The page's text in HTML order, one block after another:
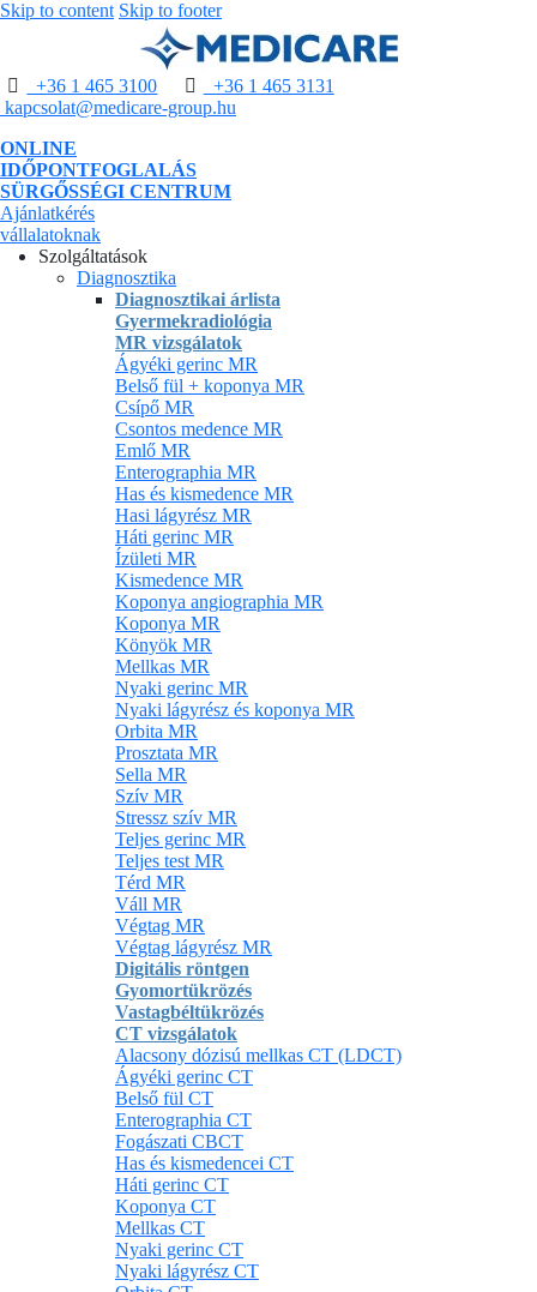
Skip to content Skip to footer
+36 1 465 3100
+36 1 465 3131
kapcsolat@medicare-group.hu
ONLINE
IDŐPONTFOGLALÁS
SÜRGŐSSÉGI CENTRUM
Ajánlatkérés
vállalatoknak
Szolgáltatások
Diagnosztika
Diagnosztikai árlista
Gyermekradiológia
MR vizsgálatok
Ágyéki gerinc MR
Belső fül + koponya MR
Csípő MR
Csontos medence MR
Emlő MR
Enterographia MR
Has és kismedence MR
Hasi lágyrész MR
Háti gerinc MR
Ízületi MR
Kismedence MR
Koponya angiographia MR
Koponya MR
Könyök MR
Mellkas MR
Nyaki gerinc MR
Nyaki lágyrész és koponya MR
Orbita MR
Prosztata MR
Sella MR
Szív MR
Stressz szív MR
Teljes gerinc MR
Teljes test MR
Térd MR
Váll MR
Végtag MR
Végtag lágyrész MR
Digitális röntgen
Gyomortükrözés
Vastagbéltükrözés
CT vizsgálatok
Alacsony dózisú mellkas CT (LDCT)
Ágyéki gerinc CT
Belső fül CT
Enterographia CT
Fogászati CBCT
Has és kismedencei CT
Háti gerinc CT
Koponya CT
Mellkas CT
Nyaki gerinc CT
Nyaki lágyrész CT